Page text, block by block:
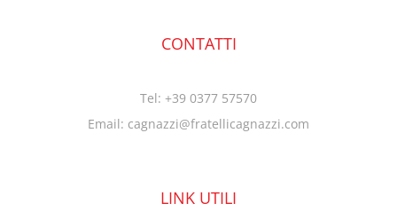
CONTATTI
Tel: +39 0377 57570
Email: cagnazzi@fratellicagnazzi.com
LINK UTILI